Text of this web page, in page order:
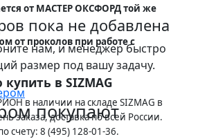
от МАСТЕР ОКСФОРД той же
от проколов при работе с
в SIZMAG
в наличии на складе SIZMAG в
заказа, доставка по всей России.
счету: 8 (495) 128-01-36.
пока не добавлена
нам, и менеджер быстро
размер под вашу задачу.
покупают